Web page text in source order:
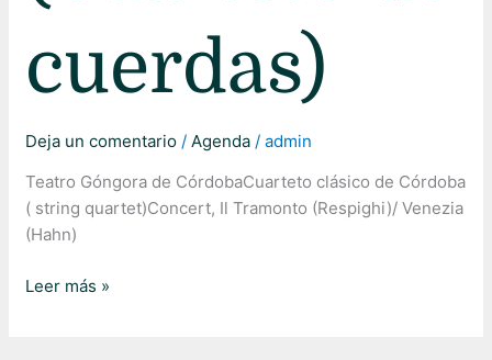
cuerdas)
Deja un comentario /Agenda /admin
Teatro Góngora de CórdobaCuarteto clásico de Córdoba
( string quartet)Concert, Il Tramonto (Respighi)/ Venezia
(Hahn)
Leer más »